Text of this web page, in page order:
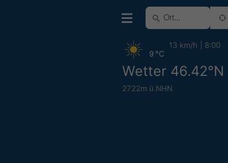
Wetter 46.42°N
2722m ü.NHN
9 °C
13 km/h 8:00